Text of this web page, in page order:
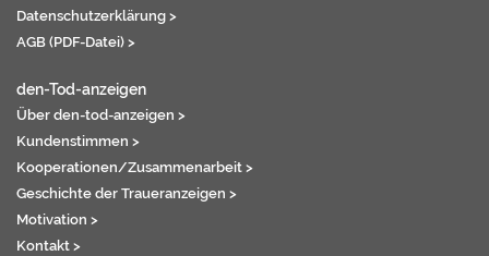
Datenschutzerklärung >
AGB (PDF-Datei) >
den-Tod-anzeigen
Über den-tod-anzeigen >
Kundenstimmen >
Kooperationen/Zusammenarbeit >
Geschichte der Traueranzeigen >
Motivation >
Kontakt >